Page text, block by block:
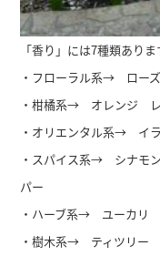
「香り」には7種類あり
・フローラル系→ ロー
・柑橘系→ オレンジ
・オリエンタル系→ イ
・スパイス系→ シナモ
パー
・ハーブ系→ ユーカ
・樹木系→ ティツリー